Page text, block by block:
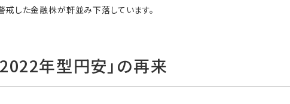
戒した金融株が軒並み下落しています。
2022年型円安」の再来